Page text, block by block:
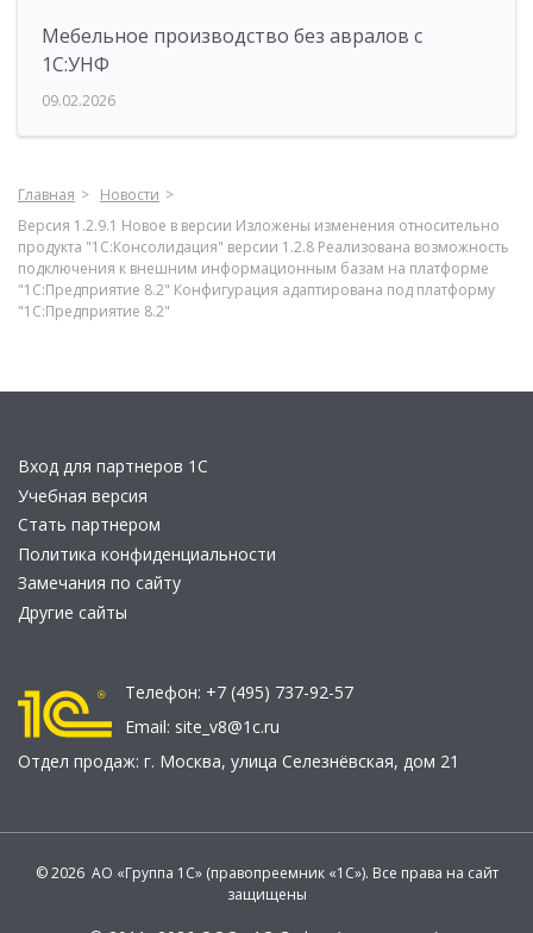
Мебельное производство без авралов с
1С:УНФ
09.02.2026
Главная
Новости
Версия 1.2.9.1 Новое в версии Изложены изменения относительно
продукта "1С:Консолидация" версии 1.2.8 Реализована возможность
подключения к внешним информационным базам на платформе
"1С:Предприятие 8.2" Конфигурация адаптирована под платформу
"1С:Предприятие 8.2"
Вход для партнеров 1С
Учебная версия
Стать партнером
Политика конфиденциальности
Замечания по сайту
Другие сайты
Телефон: +7 (495) 737-92-57
Email: site_v8@1c.ru
Отдел продаж: г. Москва, улица Селезнёвская, дом 21
© 2026 АО «Группа 1С» (правопреемник «1С»). Все права на сайт
защищены